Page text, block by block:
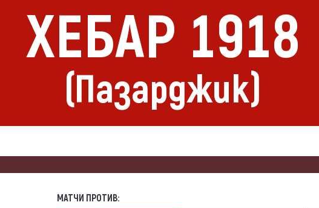
ХЕБАР 1918
(Пазарджик)
МАТЧИ ПРОТИВ: